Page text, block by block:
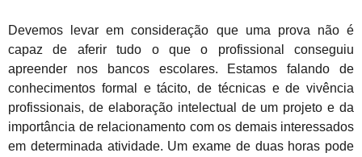
Devemos levar em consideração que uma prova não é
capaz de aferir tudo o que o profissional conseguiu
apreender nos bancos escolares. Estamos falando de
conhecimentos formal e tácito, de técnicas e de vivência
profissionais, de elaboração intelectual de um projeto e da
importância de relacionamento com os demais interessados
em determinada atividade. Um exame de duas horas pode